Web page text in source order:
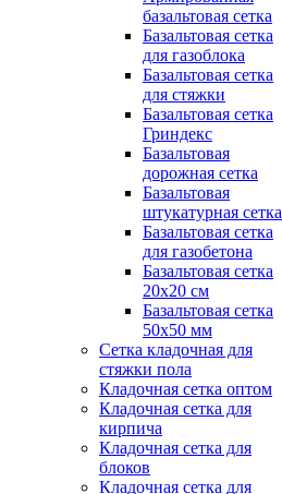
базальтовая сетка
Базальтовая сетка
для газоблока
Базальтовая сетка
для стяжки
Базальтовая сетка
Гриндекс
Базальтовая
дорожная сетка
Базальтовая
штукатурная сетка
Базальтовая сетка
для газобетона
Базальтовая сетка
20x20 см
Базальтовая сетка
50x50 мм
Сетка кладочная для
стяжки пола
Кладочная сетка оптом
Кладочная сетка для
кирпича
Кладочная сетка для
блоков
Кладочная сетка для